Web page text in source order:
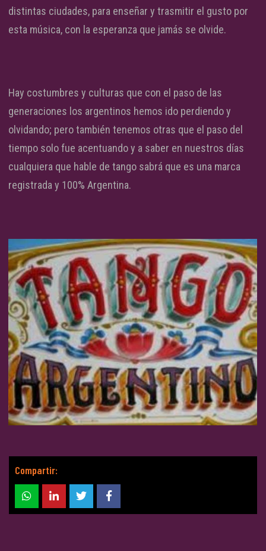
distintas ciudades, para enseñar y trasmitir el gusto por
esta música, con la esperanza que jamás se olvide.
Hay costumbres y culturas que con el paso de las
generaciones los argentinos hemos ido perdiendo y
olvidando; pero también tenemos otras que el paso del
tiempo solo fue acentuando y a saber en nuestros días
cualquiera que hable de tango sabrá que es una marca
registrada y 100% Argentina.
Compartir: